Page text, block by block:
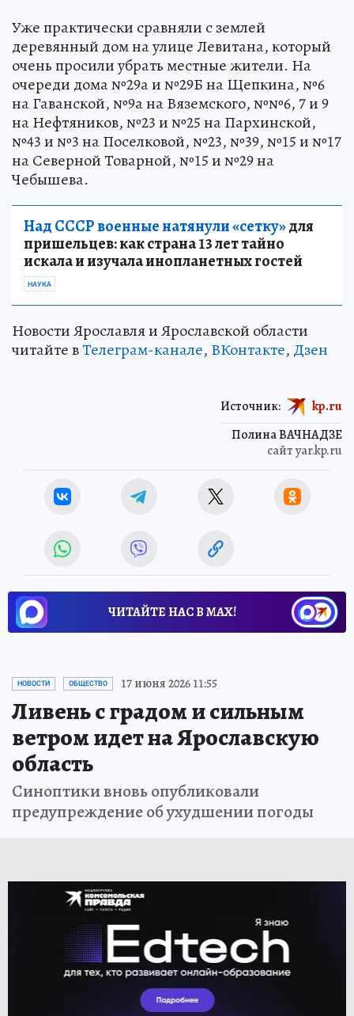
Уже практически сравняли с землей
деревянный дом на улице Левитана, который
очень просили убрать местные жители. На
очереди дома №29а и №29Б на Щепкина, №6
на Гаванской, №9а на Вяземского, №№6, 7 и 9
на Нефтяников, №23 и №25 на Пархинской,
№43 и №3 на Поселковой, №23, №39, №15 и №17
на Северной Товарной, №15 и №29 на
Чебышева.
Над СССР военные натянули «сетку»для
пришельцев: как страна 13 лет тайно
искала и изучала инопланетных гостей
НАУКА
Новости Ярославля и Ярославской области
читайте вТелеграм-канале, ВКонтакте, Дзен
Полина ВАЧНАДЗЕ
сайт yar.kp.ru
Источник: kp.ru
ЧИТАЙТЕ НАС В МАХ!
НОВОСТИ ОБЩЕСТВО 17 июня 2026 11:55
Ливень с градом и сильным
ветром идет на Ярославскую
область
Синоптики вновь опубликовали
предупреждение об ухудшении погоды